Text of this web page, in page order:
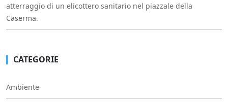
atterraggio di un elicottero sanitario nel piazzale della
Caserma.
CATEGORIE
Ambiente